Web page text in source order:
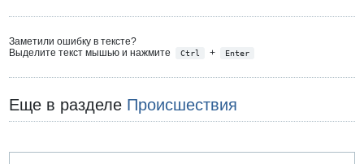
Заметили ошибку в тексте?
Выделите текст мышью и нажмите
Ctrl + Enter
Еще в разделе Происшествия